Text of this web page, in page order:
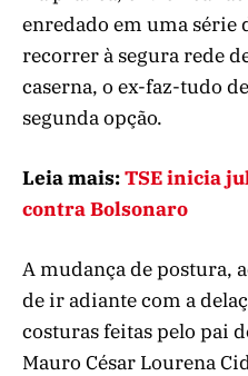
enredado em uma série
recorrer à segura rede
caserna, o ex-faz-tudo
segunda opção.
Leia mais:TSE inicia
contra Bolsonaro
A mudança de postura,
de ir adiante com a
costuras feitas pelo pai
Mauro César Lourena